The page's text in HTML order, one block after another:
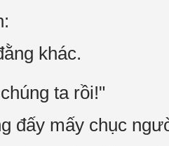
khác.
ta rồi!"
đấy mấy chục